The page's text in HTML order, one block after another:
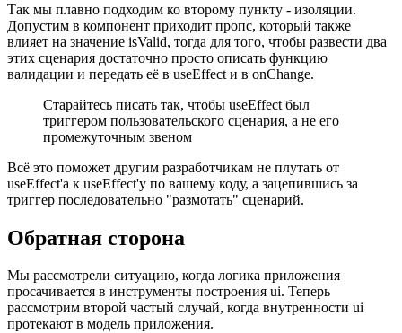
Так мы плавно подходим ко второму пункту - изоляции.
Допустим в компонент приходит пропс, который также
влияет на значение isValid, тогда для того, чтобы развести два
этих сценария достаточно просто описать функцию
валидации и передать её в useEffect и в onChange.
Старайтесь писать так, чтобы useEffect был
триггером пользовательского сценария, а не его
промежуточным звеном
Всё это поможет другим разработчикам не плутать от
useEffect'а к useEffect'у по вашему коду, а зацепившись за
триггер последовательно "размотать" сценарий.
Обратная сторона
Мы рассмотрели ситуацию, когда логика приложения
просачивается в инструменты построения ui. Теперь
рассмотрим второй частый случай, когда внутренности ui
протекают в модель приложения.